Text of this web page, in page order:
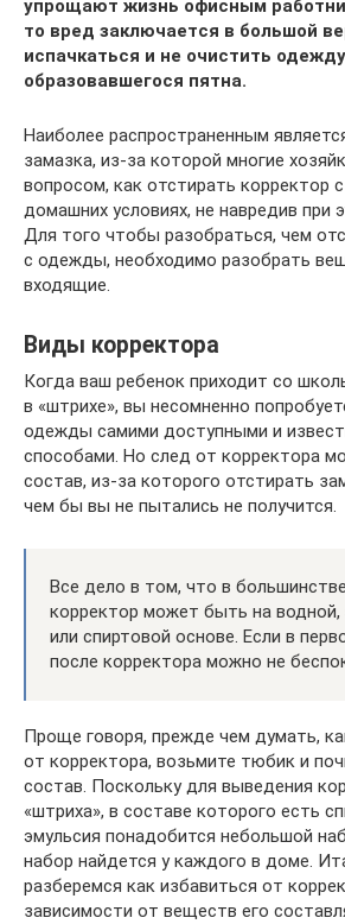
упрощают жизнь офисным
то вред заключается в большой
испачкаться и не очистить
образовавшегося пятна.
Наиболее распространенным
замазка, из-за которой многие
вопросом, как отстирать корректор
домашних условиях, не навредив при
Для того чтобы разобраться, чем
с одежды, необходимо разобрать
входящие.
Виды корректора
Когда ваш ребенок приходит со
в «штрихе», вы несомненно
одежды самими доступными и
способами. Но след от корректора
состав, из-за которого отстирать
чем бы вы не пытались не получится.
Все дело в том, что в
корректор может быть на водной,
или спиртовой основе. Если в
после корректора можно не
Проще говоря, прежде чем думать,
от корректора, возьмите тюбик и
состав. Поскольку для выведения
«штриха», в составе которого есть
эмульсия понадобится небольшой
набор найдется у каждого в доме.
разберемся как избавиться от
зависимости от веществ его